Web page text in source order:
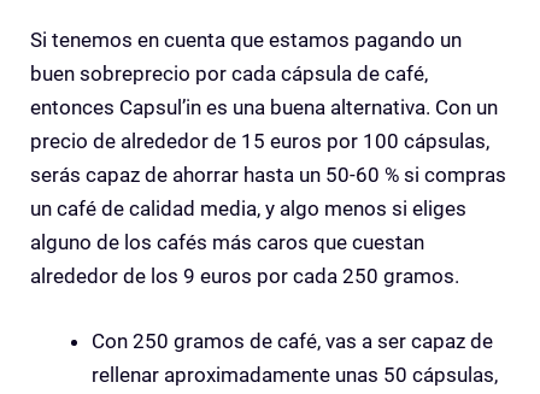
Si tenemos en cuenta que estamos pagando un
buen sobreprecio por cada cápsula de café,
entonces Capsul’in es una buena alternativa. Con un
precio de alrededor de 15 euros por 100 cápsulas,
serás capaz de ahorrar hasta un 50-60 % si compras
un café de calidad media, y algo menos si eliges
alguno de los cafés más caros que cuestan
alrededor de los 9 euros por cada 250 gramos.
Con 250 gramos de café, vas a ser capaz de
rellenar aproximadamente unas 50 cápsulas,